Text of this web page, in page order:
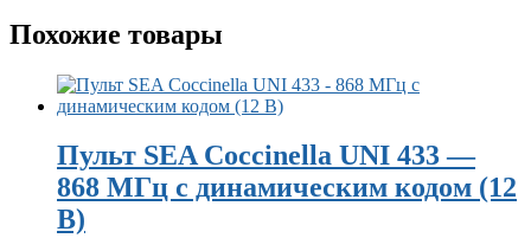
Похожие товары
Пульт SEA Coccinella UNI 433 —
868 МГц с динамическим кодом (12
В)